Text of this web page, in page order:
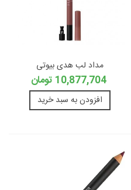
مداد لب هدی بیوتی
10,877,704 تومان
افزودن به سبد خرید